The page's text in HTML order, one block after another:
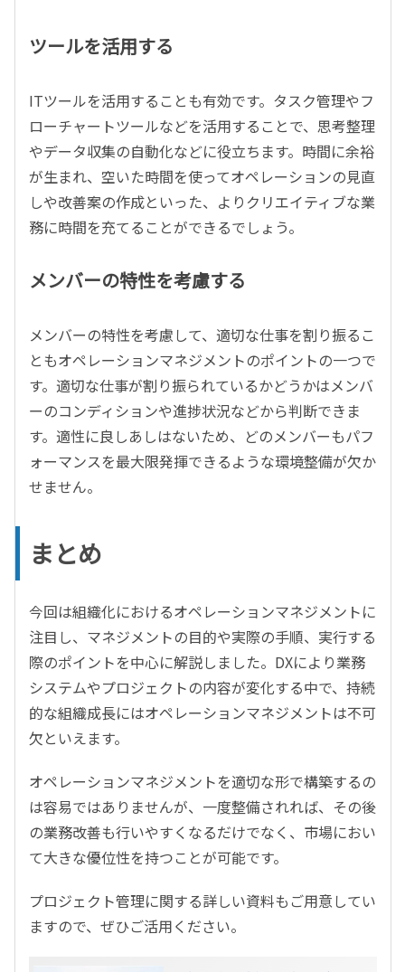
ツールを活用する
ITツールを活用することも有効です。タスク管理やフ
ローチャートツールなどを活用することで、思考整理
やデータ収集の自動化などに役立ちます。時間に余裕
が生まれ、空いた時間を使ってオペレーションの見直
しや改善案の作成といった、よりクリエイティブな業
務に時間を充てることができるでしょう。
メンバーの特性を考慮する
メンバーの特性を考慮して、適切な仕事を割り振るこ
ともオペレーションマネジメントのポイントの一つで
す。適切な仕事が割り振られているかどうかはメンバ
ーのコンディションや進捗状況などから判断できま
す。適性に良しあしはないため、どのメンバーもパフ
ォーマンスを最大限発揮できるような環境整備が欠か
せません。
まとめ
今回は組織化におけるオペレーションマネジメントに
注目し、マネジメントの目的や実際の手順、実行する
際のポイントを中心に解説しました。DXにより業務
システムやプロジェクトの内容が変化する中で、持続
的な組織成長にはオペレーションマネジメントは不可
欠といえます。
オペレーションマネジメントを適切な形で構築するの
は容易ではありませんが、一度整備されれば、その後
の業務改善も行いやすくなるだけでなく、市場におい
て大きな優位性を持つことが可能です。
プロジェクト管理に関する詳しい資料もご用意してい
ますので、ぜひご活用ください。